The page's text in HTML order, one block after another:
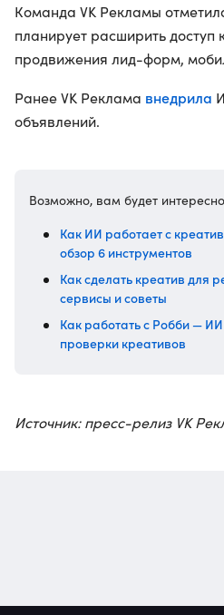
Команда VK Рекламы
планирует расширить доступ
продвижения лид-форм,
Ранее VK Реклама внедрила
объявлений.
Возможно, вам будет
Как ИИ работает с
обзор 6 инструментов
Как сделать креатив для
cервисы и советы
Как работать с Робби —
проверки креативов
Источник: пресс-релиз VK